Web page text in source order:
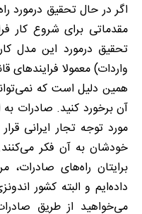
اگر در حال تحقیق درمورد
مقدماتی برای شروع کار
تحقیق درمورد این مدل
واردات) معمولا فرایندهای
همین دلیل است که
آن برخورد کنید. صادرات
مورد توجه تجار ایرانی
خودشان به آن فکر
برایتان راههای صادرات،
دادهایم و البته کشور
می‌خواهید از طریق